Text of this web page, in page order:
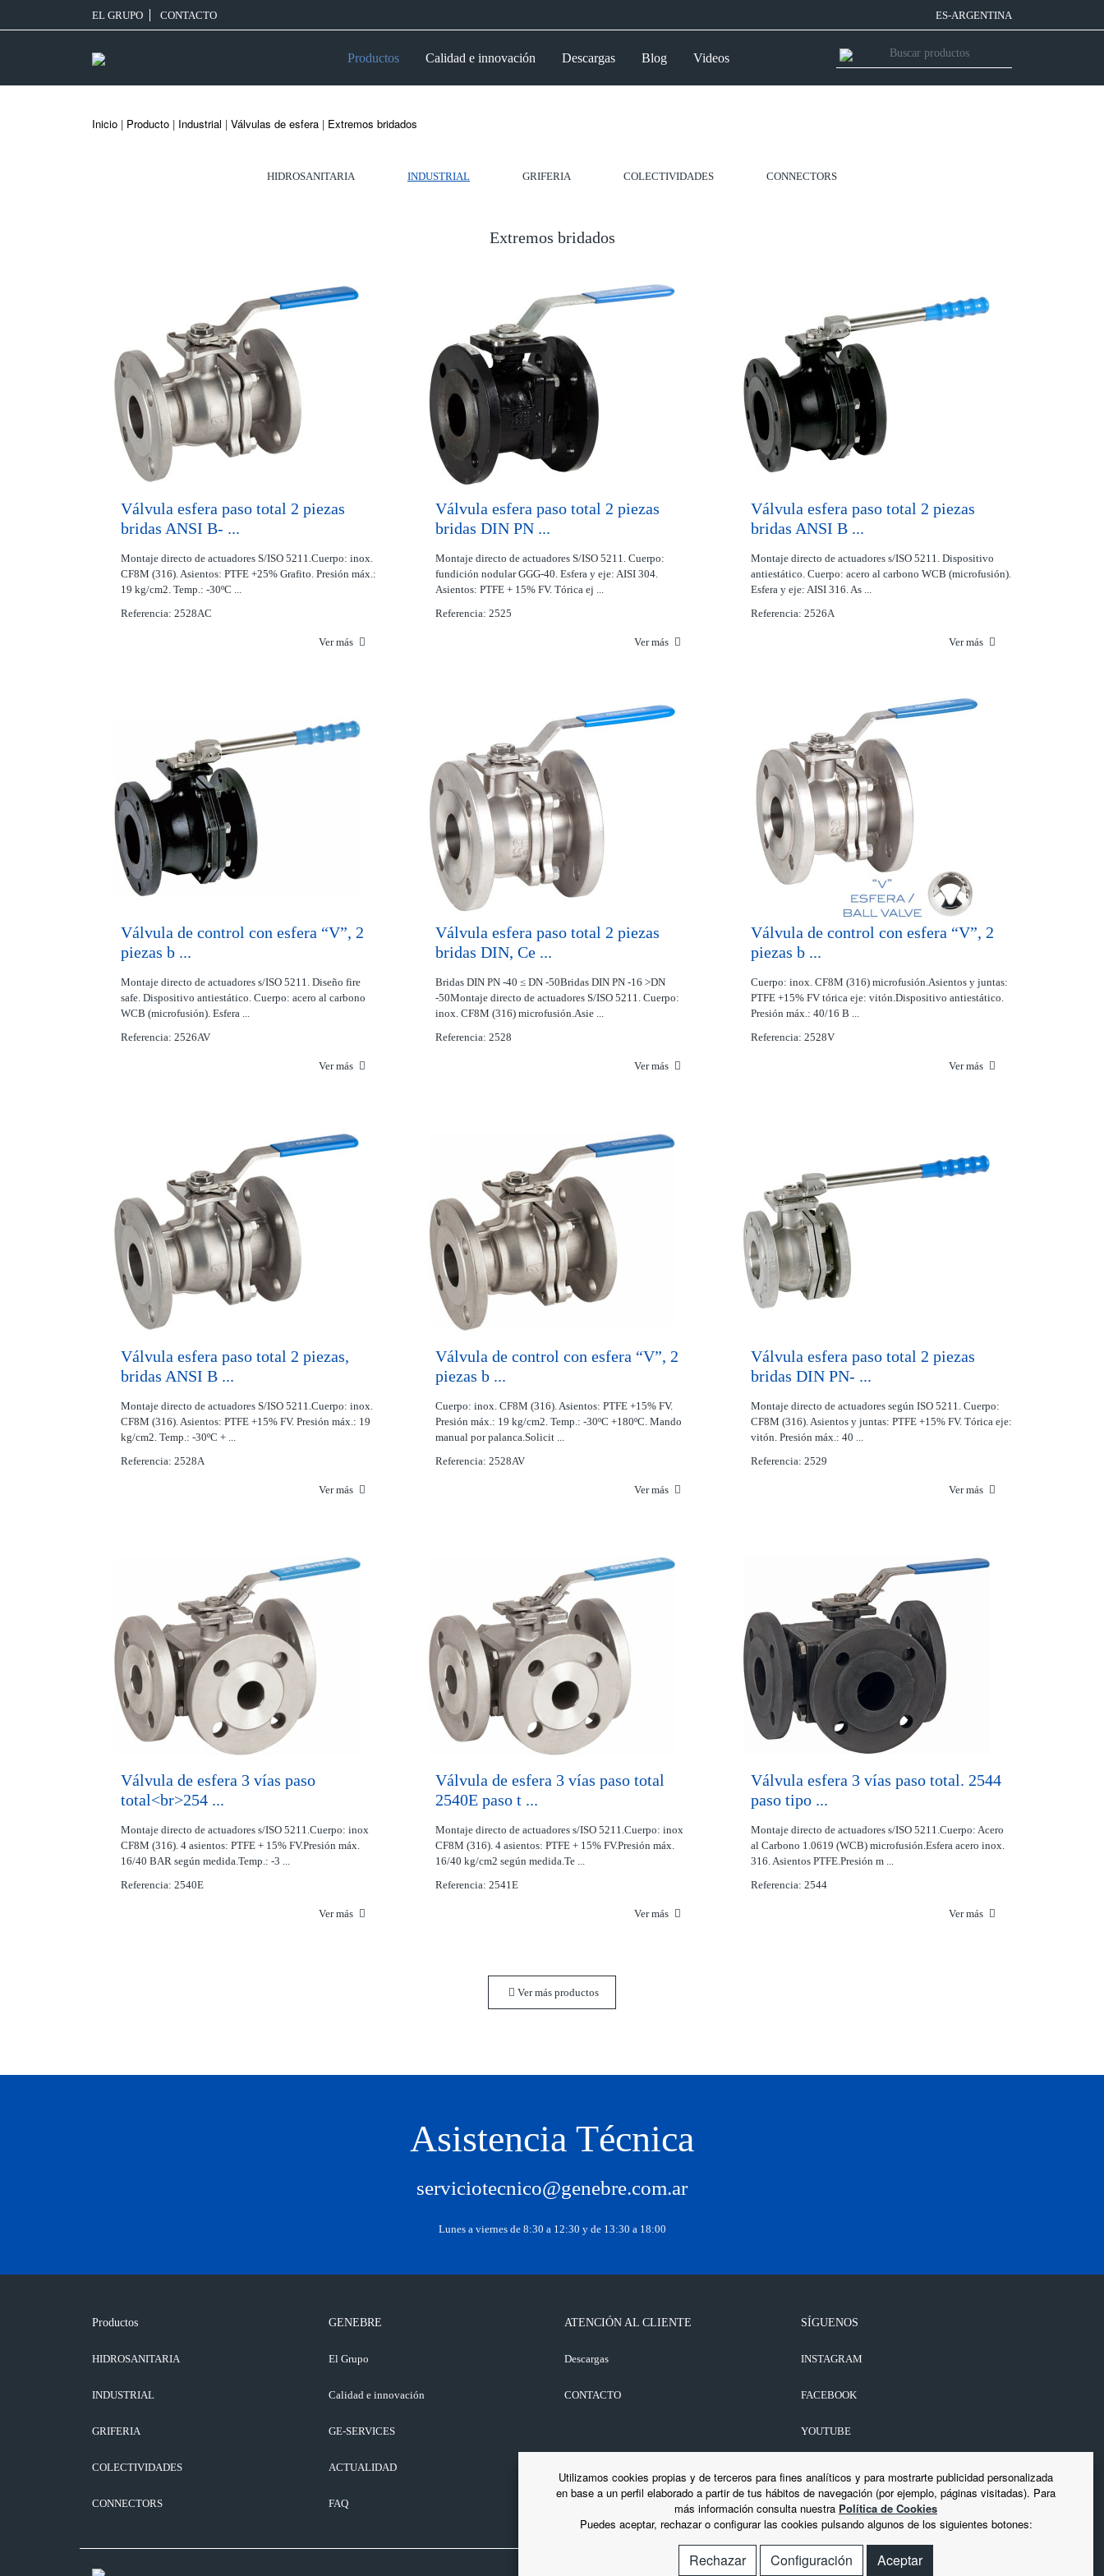
EL GRUPO CONTACTO ES-ARGENTINA
Productos Calidad e innovación Descargas Blog Videos
Inicio | Producto | Industrial | Válvulas de esfera | Extremos bridados
HIDROSANITARIA INDUSTRIAL GRIFERIA COLECTIVIDADES CONNECTORS
Extremos bridados
Válvula esfera paso total 2 piezas
bridas ANSI B- ...
Montaje directo de actuadores S/ISO 5211.Cuerpo: inox.
CF8M (316). Asientos: PTFE +25% Grafito. Presión máx.:
19 kg/cm2. Temp.: -30ºC ...
Referencia: 2528AC
Ver más
Válvula esfera paso total 2 piezas
bridas DIN PN ...
Montaje directo de actuadores S/ISO 5211. Cuerpo:
fundición nodular GGG-40. Esfera y eje: AISI 304.
Asientos: PTFE + 15% FV. Tórica ej ...
Referencia: 2525
Ver más
Válvula esfera paso total 2 piezas
bridas ANSI B ...
Montaje directo de actuadores s/ISO 5211. Dispositivo
antiestático. Cuerpo: acero al carbono WCB (microfusión).
Esfera y eje: AISI 316. As ...
Referencia: 2526A
Ver más
Válvula de control con esfera “V”, 2
piezas b ...
Montaje directo de actuadores s/ISO 5211. Diseño fire
safe. Dispositivo antiestático. Cuerpo: acero al carbono
WCB (microfusión). Esfera ...
Referencia: 2526AV
Ver más
Válvula esfera paso total 2 piezas
bridas DIN, Ce ...
Bridas DIN PN -40 ≤ DN -50Bridas DIN PN -16 >DN
-50Montaje directo de actuadores S/ISO 5211. Cuerpo:
inox. CF8M (316) microfusión.Asie ...
Referencia: 2528
Ver más
Válvula de control con esfera “V”, 2
piezas b ...
Cuerpo: inox. CF8M (316) microfusión.Asientos y juntas:
PTFE +15% FV tórica eje: vitón.Dispositivo antiestático.
Presión máx.: 40/16 B ...
Referencia: 2528V
Ver más
Válvula esfera paso total 2 piezas,
bridas ANSI B ...
Montaje directo de actuadores S/ISO 5211.Cuerpo: inox.
CF8M (316). Asientos: PTFE +15% FV. Presión máx.: 19
kg/cm2. Temp.: -30ºC + ...
Referencia: 2528A
Ver más
Válvula de control con esfera “V”, 2
piezas b ...
Cuerpo: inox. CF8M (316). Asientos: PTFE +15% FV.
Presión máx.: 19 kg/cm2. Temp.: -30ºC +180ºC. Mando
manual por palanca.Solicit ...
Referencia: 2528AV
Ver más
Válvula esfera paso total 2 piezas
bridas DIN PN- ...
Montaje directo de actuadores según ISO 5211. Cuerpo:
CF8M (316). Asientos y juntas: PTFE +15% FV. Tórica eje:
vitón. Presión máx.: 40 ...
Referencia: 2529
Ver más
Válvula de esfera 3 vías paso
total<br>254 ...
Montaje directo de actuadores s/ISO 5211.Cuerpo: inox
CF8M (316). 4 asientos: PTFE + 15% FV.Presión máx.
16/40 BAR según medida.Temp.: -3 ...
Referencia: 2540E
Ver más
Válvula de esfera 3 vías paso total
2540E paso t ...
Montaje directo de actuadores s/ISO 5211.Cuerpo: inox
CF8M (316). 4 asientos: PTFE + 15% FV.Presión máx.
16/40 kg/cm2 según medida.Te ...
Referencia: 2541E
Ver más
Válvula esfera 3 vías paso total. 2544
paso tipo ...
Montaje directo de actuadores s/ISO 5211.Cuerpo: Acero
al Carbono 1.0619 (WCB) microfusión.Esfera acero inox.
316. Asientos PTFE.Presión m ...
Referencia: 2544
Ver más
Ver más productos
Asistencia Técnica
serviciotecnico@genebre.com.ar
Lunes a viernes de 8:30 a 12:30 y de 13:30 a 18:00
Productos
HIDROSANITARIA
INDUSTRIAL
GRIFERIA
COLECTIVIDADES
CONNECTORS
GENEBRE
El Grupo
Calidad e innovación
GE-SERVICES
ACTUALIDAD
FAQ
ATENCIÓN AL CLIENTE
Descargas
CONTACTO
SÍGUENOS
INSTAGRAM
FACEBOOK
YOUTUBE
Utilizamos cookies propias y de terceros para fines analíticos y para mostrarte publicidad personalizada
en base a un perfil elaborado a partir de tus hábitos de navegación (por ejemplo, páginas visitadas). Para
más información consulta nuestra Política de Cookies
Puedes aceptar, rechazar o configurar las cookies pulsando algunos de los siguientes botones:
Rechazar Configuración Aceptar